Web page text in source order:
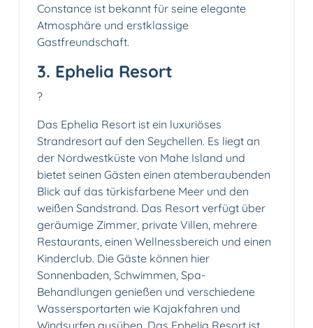
Constance ist bekannt für seine elegante
Atmosphäre und erstklassige
Gastfreundschaft.
3. Ephelia Resort
?️
Das Ephelia Resort ist ein luxuriöses
Strandresort auf den Seychellen. Es liegt an
der Nordwestküste von Mahe Island und
bietet seinen Gästen einen atemberaubenden
Blick auf das türkisfarbene Meer und den
weißen Sandstrand. Das Resort verfügt über
geräumige Zimmer, private Villen, mehrere
Restaurants, einen Wellnessbereich und einen
Kinderclub. Die Gäste können hier
Sonnenbaden, Schwimmen, Spa-
Behandlungen genießen und verschiedene
Wassersportarten wie Kajakfahren und